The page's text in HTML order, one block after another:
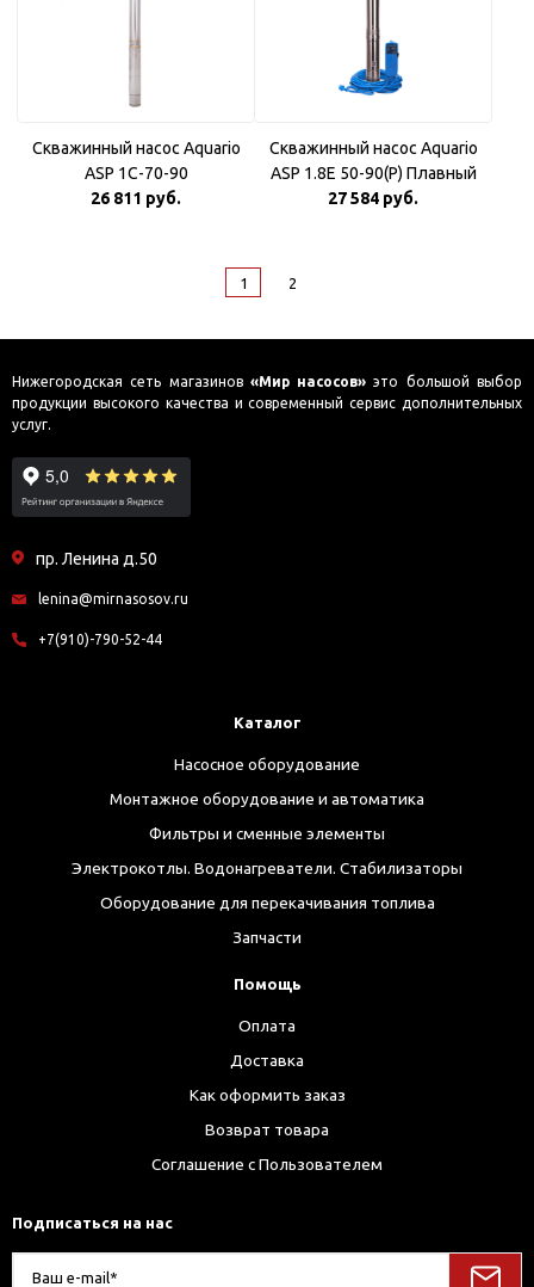
Скважинный насос Aquario
ASP 1С-70-90
26 811 руб.
Скважинный насос Aquario
ASP 1.8Е 50-90(P) Плавный
пуск
27 584 руб.
1 2
Нижегородская сеть магазинов «Мир насосов» это большой выбор
продукции высокого качества и современный сервис дополнительных
услуг.
пр. Ленина д.50
lenina@mirnasosov.ru
+7(910)-790-52-44
Каталог
Насосное оборудование
Монтажное оборудование и автоматика
Фильтры и сменные элементы
Электрокотлы. Водонагреватели. Стабилизаторы
Оборудование для перекачивания топлива
Запчасти
Помощь
Оплата
Доставка
Как оформить заказ
Возврат товара
Соглашение с Пользователем
Подписаться на нас